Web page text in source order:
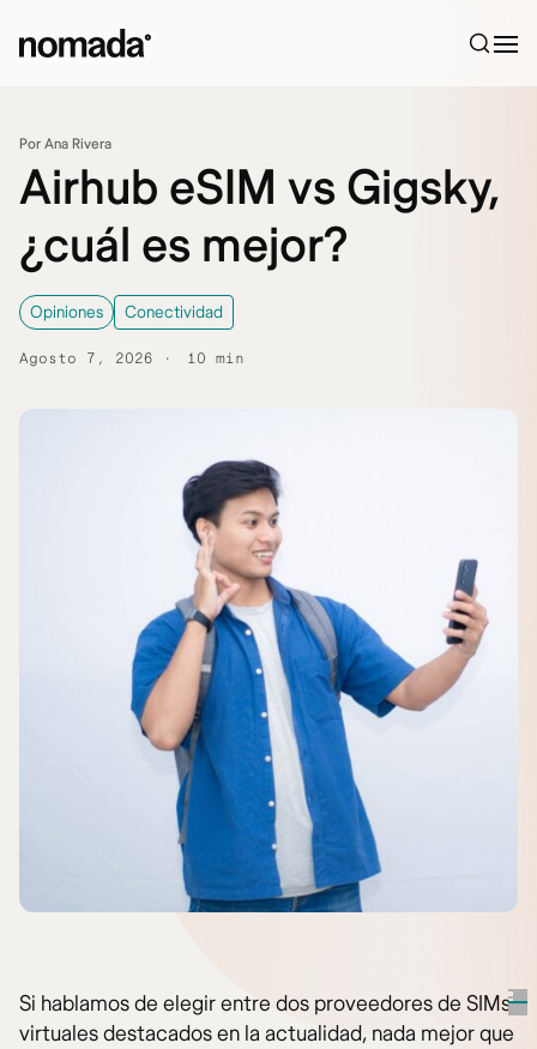
Por Ana Rivera
Airhub eSIM vs Gigsky,
¿cuál es mejor?
Opiniones Conectividad
Agosto 7, 2026 10 min
Si hablamos de elegir entre dos proveedores de SIMs
virtuales destacados en la actualidad, nada mejor que